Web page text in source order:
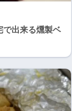
で出来る燻製ベ